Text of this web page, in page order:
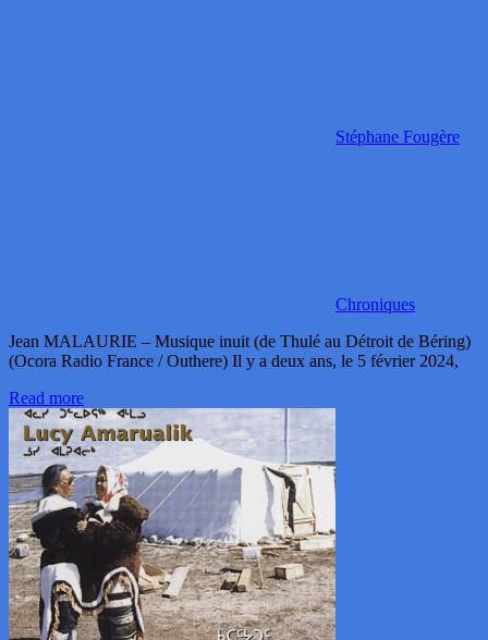
Stéphane Fougère
Chroniques
Jean MALAURIE – Musique inuit (de Thulé au Détroit de Béring)
(Ocora Radio France / Outhere) Il y a deux ans, le 5 février 2024,
Read more